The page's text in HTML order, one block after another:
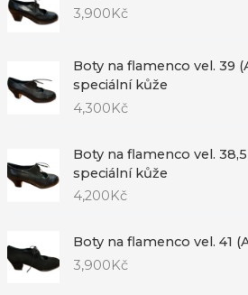
3,900Kč
Boty na flamenco vel. 39
speciální kůže
4,300Kč
Boty na flamenco vel.
speciální kůže
4,200 Kč
Boty na flamenco vel. 41
3,900Kč